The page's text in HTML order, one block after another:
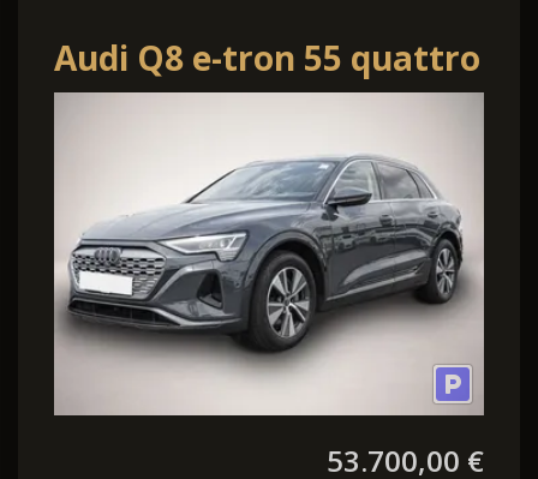
Audi Q8 e-tron 55 quattro
Advanced
53.700,00 €